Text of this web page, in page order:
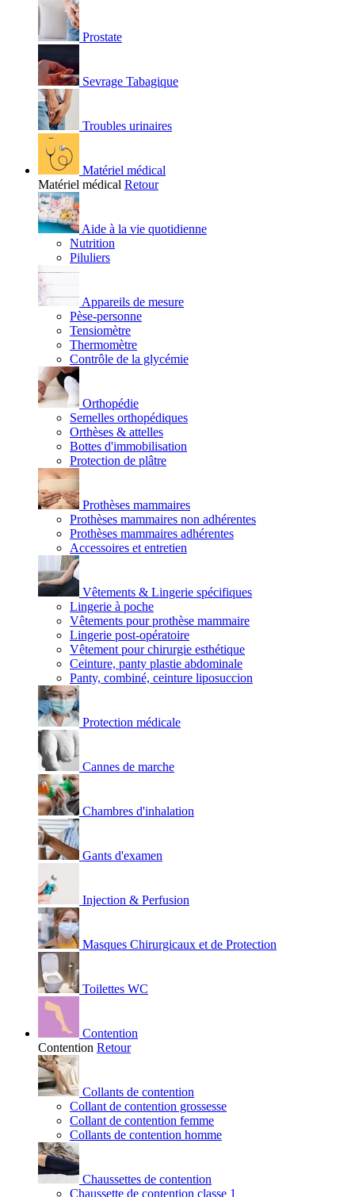
Prostate
Sevrage Tabagique
Troubles urinaires
Matériel médical
Matériel médical Retour
Aide à la vie quotidienne
Nutrition
Piluliers
Appareils de mesure
Pèse-personne
Tensiomètre
Thermomètre
Contrôle de la glycémie
Orthopédie
Semelles orthopédiques
Orthèses & attelles
Bottes d'immobilisation
Protection de plâtre
Prothèses mammaires
Prothèses mammaires non adhérentes
Prothèses mammaires adhérentes
Accessoires et entretien
Vêtements & Lingerie spécifiques
Lingerie à poche
Vêtements pour prothèse mammaire
Lingerie post-opératoire
Vêtement pour chirurgie esthétique
Ceinture, panty plastie abdominale
Panty, combiné, ceinture liposuccion
Protection médicale
Cannes de marche
Chambres d'inhalation
Gants d'examen
Injection & Perfusion
Masques Chirurgicaux et de Protection
Toilettes WC
Contention
Contention Retour
Collants de contention
Collant de contention grossesse
Collant de contention femme
Collants de contention homme
Chaussettes de contention
Chaussette de contention classe 1